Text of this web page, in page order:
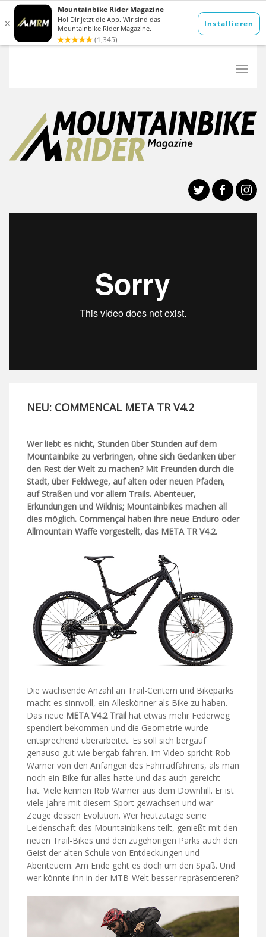
NEU: COMMENCAL META TR V4.2
Wer liebt es nicht, Stunden über Stunden auf dem
Mountainbike zu verbringen, ohne sich Gedanken über
den Rest der Welt zu machen? Mit Freunden durch die
Stadt, über Feldwege, auf alten oder neuen Pfaden,
auf Straßen und vor allem Trails. Abenteuer,
Erkundungen und Wildnis; Mountainbikes machen all
dies möglich. Commençal haben ihre neue Enduro oder
Allmountain Waffe vorgestellt, das META TR V4.2.
Die wachsende Anzahl an Trail-Centern und Bikeparks
macht es sinnvoll, ein Alleskönner als Bike zu haben.
Das neue META V4.2 Trail hat etwas mehr Federweg
spendiert bekommen und die Geometrie wurde
entsprechend überarbeitet. Es soll sich bergauf
genauso gut wie bergab fahren. Im Video spricht Rob
Warner von den Anfängen des Fahrradfahrens, als man
noch ein Bike für alles hatte und das auch gereicht
hat. Viele kennen Rob Warner aus dem Downhill. Er ist
viele Jahre mit diesem Sport gewachsen und war
Zeuge dessen Evolution. Wer heutzutage seine
Leidenschaft des Mountainbikens teilt, genießt mit den
neuen Trail-Bikes und den zugehörigen Parks auch den
Geist der alten Schule von Entdeckungen und
Abenteuern. Am Ende geht es doch um den Spaß. Und
wer könnte ihn in der MTB-Welt besser repräsentieren?